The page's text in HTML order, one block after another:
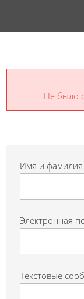
Не было
Имя и фамилия
Электронная
Текстовые